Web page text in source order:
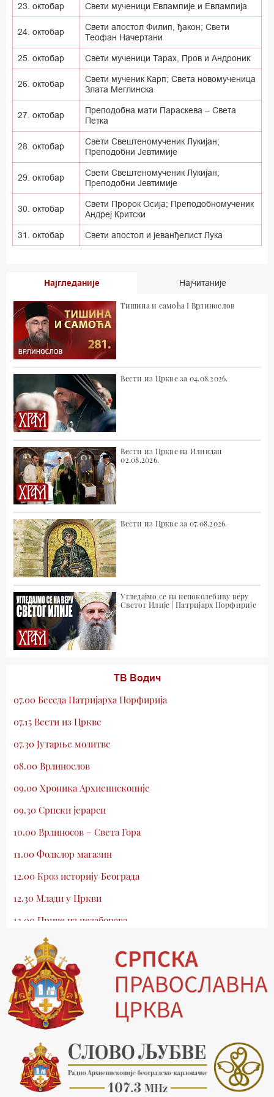
23. октобар Свети мученици Евлампије и Евлампија
24. октобар
Свети апостол Филип, ђакон; Свети
Теофан Начертани
25. октобар Свети мученици Тарах, Пров и Андроник
26. октобар
Свети мученик Карп; Света новомученица
Злата Меглинска
27. октобар
Преподобна мати Параскева – Света
Петка
28. октобар
Свети Свештеномученик Лукијан;
Преподобни Јевтимије
29. октобар
Свети Свештеномученик Лукијан;
Преподобни Јевтимије
30. октобар
Свети Пророк Осија; Преподобномученик
Андреј Критски
31. октобар Свети апостол и јеванђелист Лука
Најгледаније Најчитаније
Тишина и самоћа I Врлинослов
Вести из Цркве за 04.08.2026.
Вести из Цркве на Илиндан
02.08.2026.
Вести из Цркве за 07.08.2026.
Угледајмо се на непоколебиву веру
Светог Илије | Патријарх Порфирије
ТВ Водич
07.00 Беседа Патријарха Порфирија
07.15 Вести из Цркве
07.30 Јутарње молитве
08.00 Врлинослов
09.00 Хроника Архиепископије
09.30 Српски јерарси
10.00 Врлиносов – Света Гора
11.00 Фолклор магазин
12.00 Кроз историју Београда
12.30 Млади у Цркви
13.00 Приче из незаборава
13.30 Храм културе
14.00 Питања и одговори
15.03 Беседа Патријарха Порфирија
15.15 Молитве
15.30 Манастири на Косову и Метохији
16.03 Српска историјска читанка
16.30 Тврђаве Дунава